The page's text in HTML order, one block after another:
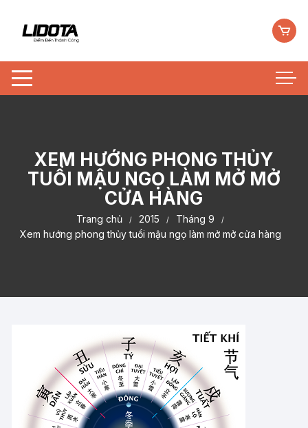
XEM HƯỚNG PHONG THỦY
TUỔI MẬU NGỌ LÀM MỞ MỞ
CỬA HÀNG
Trang chủ 2015
Tháng 9
Xem hướng phong thủy tuổi mậu ngọ làm mở mở cửa hàng